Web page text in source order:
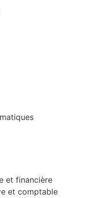
et financière
et comptable